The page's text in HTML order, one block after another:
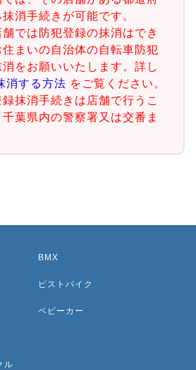
消手続きが可能です。
では防犯登録の抹消はでき
まいの自治体の自転車防犯
をお願いいたします。詳し
消する方法 をご覧ください。
抹消手続きは店舗で行うこ
葉県内の警察署又は交番ま
ル
BMX
ピストバイク
ベビーカー